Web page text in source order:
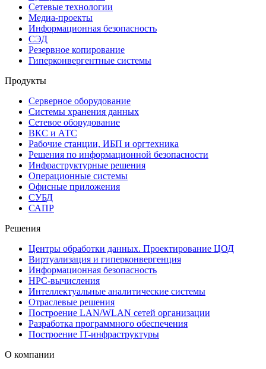
Сетевые технологии
Медиа-проекты
Информационная безопасность
СЭД
Резервное копирование
Гиперконвергентные системы
Продукты
Серверное оборудование
Системы хранения данных
Сетевое оборудование
ВКС и АТС
Рабочие станции, ИБП и оргтехника
Решения по информационной безопасности
Инфраструктурные решения
Операционные системы
Офисные приложения
СУБД
САПР
Решения
Центры обработки данных. Проектирование ЦОД
Виртуализация и гиперконвергенция
Информационная безопасность
HPC-вычисления
Интеллектуальные аналитические системы
Отраслевые решения
Построение LAN/WLAN сетей организации
Разработка программного обеспечения
Построение IT-инфраструктуры
О компании